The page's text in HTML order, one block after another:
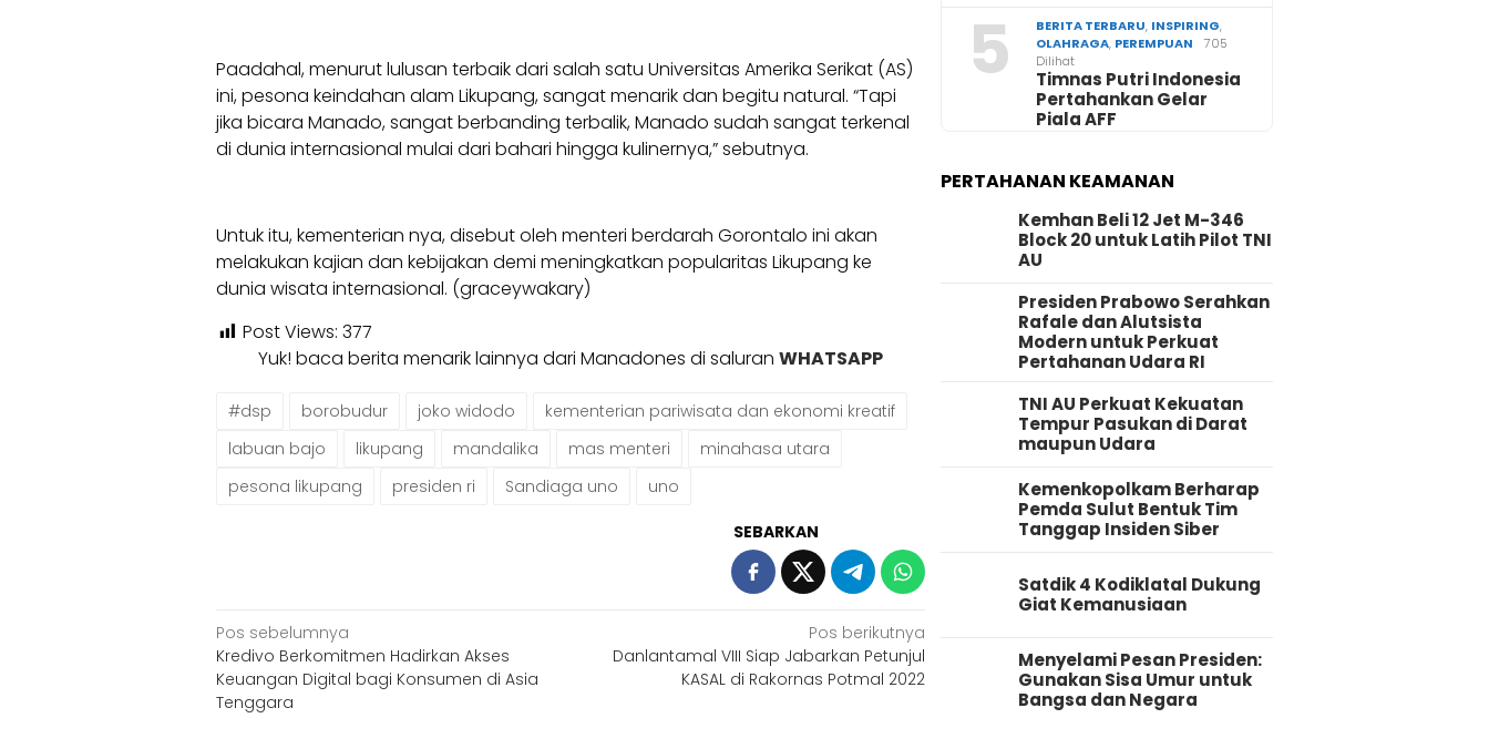
Paadahal, menurut lulusan terbaik dari salah satu Universitas Amerika Serikat (AS)
ini, pesona keindahan alam Likupang, sangat menarik dan begitu natural. “Tapi
jika bicara Manado, sangat berbanding terbalik, Manado sudah sangat terkenal
di dunia internasional mulai dari bahari hingga kulinernya,” sebutnya.
Untuk itu, kementerian nya, disebut oleh menteri berdarah Gorontalo ini akan
melakukan kajian dan kebijakan demi meningkatkan popularitas Likupang ke
dunia wisata internasional. (graceywakary)
Post Views: 377
Yuk! baca berita menarik lainnya dari Manadones di saluranWHATSAPP
#dsp borobudur joko widodo
kementerian pariwisata dan ekonomi kreatif
labuan bajo
likupang mandalika mas menteri
minahasa utara
pesona likupang
presiden ri Sandiaga uno uno
SEBARKAN
Navigasi
pos
Pos sebelumnya
Kredivo Berkomitmen Hadirkan Akses
Keuangan Digital bagi Konsumen di Asia
Tenggara
Pos berikutnya
Danlantamal VIII Siap Jabarkan Petunjul
KASAL di Rakornas Potmal 2022
5 BERITA TERBARU, INSPIRING,
OLAHRAGA, PEREMPUAN
705
Dilihat
Timnas Putri Indonesia
Pertahankan Gelar
Piala AFF
PERTAHANAN KEAMANAN
Kemhan Beli 12 Jet M-346
Block 20 untuk Latih Pilot TNI
AU
Presiden Prabowo Serahkan
Rafale dan Alutsista
Modern untuk Perkuat
Pertahanan Udara RI
TNI AU Perkuat Kekuatan
Tempur Pasukan di Darat
maupun Udara
Kemenkopolkam Berharap
Pemda Sulut Bentuk Tim
Tanggap Insiden Siber
Satdik 4 Kodiklatal Dukung
Giat Kemanusiaan
Menyelami Pesan Presiden:
Gunakan Sisa Umur untuk
Bangsa dan Negara